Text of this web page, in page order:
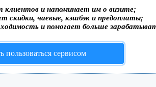
клиентов и напоминает им о визите;
скидки, чаевые, кэшбэк и предоплаты;
и помогает больше
пользоваться сервисом